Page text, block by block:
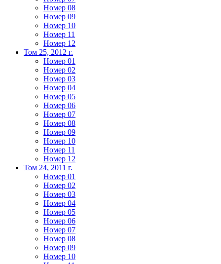
Номер 08
Номер 09
Номер 10
Номер 11
Номер 12
Том 25, 2012 г.
Номер 01
Номер 02
Номер 03
Номер 04
Номер 05
Номер 06
Номер 07
Номер 08
Номер 09
Номер 10
Номер 11
Номер 12
Том 24, 2011 г.
Номер 01
Номер 02
Номер 03
Номер 04
Номер 05
Номер 06
Номер 07
Номер 08
Номер 09
Номер 10